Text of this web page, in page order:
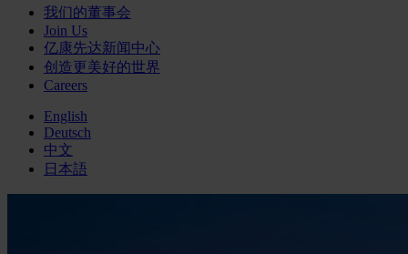
我们的董事会
Join Us
亿康先达新闻中心
创造更美好的世界
Careers
English
Deutsch
中文
日本語